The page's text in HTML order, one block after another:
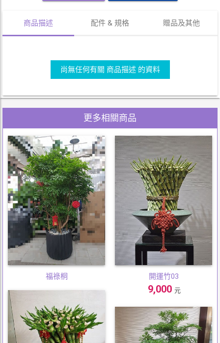
商品描述 配件 & 規格 贈品及其他
尚無任何有關 商品描述 的資料
更多相關商品
福祿桐 開運竹03
9,000 元